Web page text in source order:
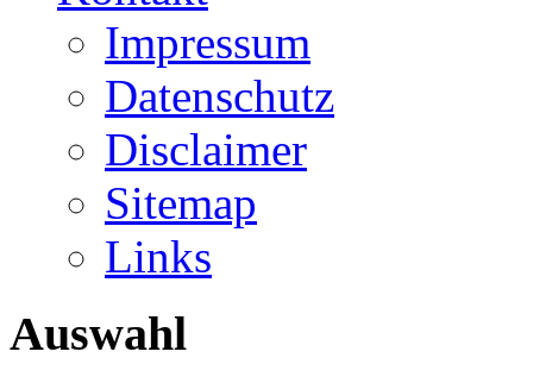
Impressum
Datenschutz
Disclaimer
Sitemap
Links
Auswahl